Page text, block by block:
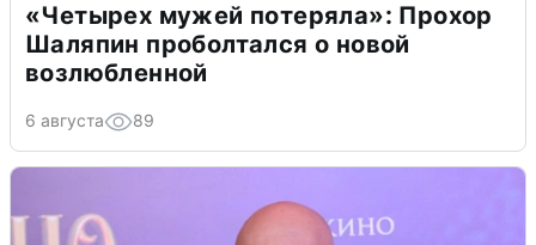
«Четырех мужей потеряла»: Прохор
Шаляпин проболтался о новой
возлюбленной
6 августа 89